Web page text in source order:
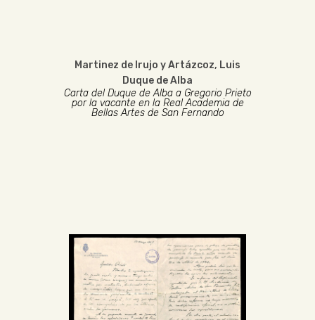
Martinez de Irujo y Artázcoz, Luis
Duque de Alba
Carta del Duque de Alba a Gregorio Prieto
por la vacante en la Real Academia de
Bellas Artes de San Fernando